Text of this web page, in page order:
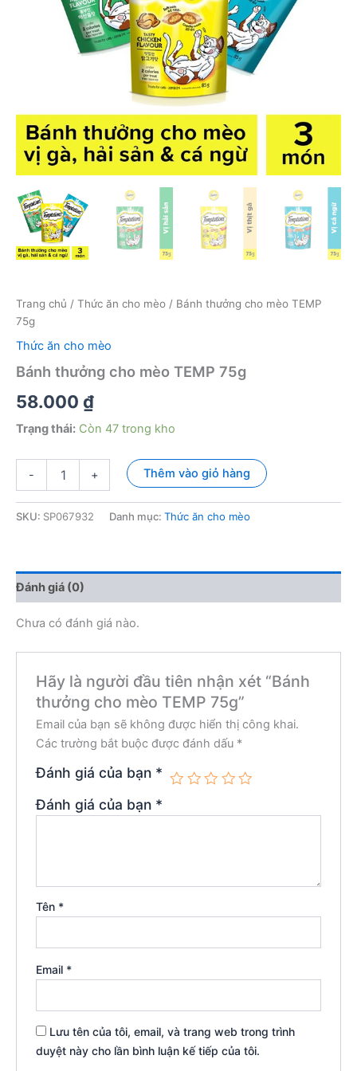
Trang chủ / Thức ăn cho mèo / Bánh thưởng cho mèo TEMP
75g
Thức ăn cho mèo
Bánh thưởng cho mèo TEMP 75g
58.000 ₫
Trạng thái: Còn 47 trong kho
-
mèo
lượng
+ Thêm vào giỏ hàng
SKU: SP067932 Danh mục: Thức ăn cho mèo
Đánh giá (0)
Chưa có đánh giá nào.
Hãy là người đầu tiên nhận xét “Bánh
thưởng cho mèo TEMP 75g”
Email của bạn sẽ không được hiển thị công khai.
Các trường bắt buộc được đánh dấu *
Đánh giá của bạn *
Đánh giá của bạn *
Tên *
Email *
Lưu tên của tôi, email, và trang web trong trình
duyệt này cho lần bình luận kế tiếp của tôi.